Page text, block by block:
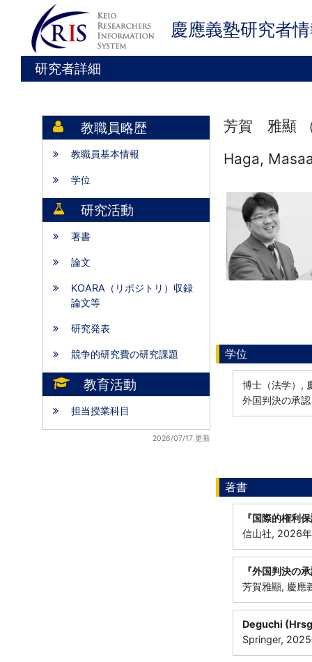
慶應義塾研究者
研究者詳細
教職員略歴
教職員基本情報
学位
研究活動
著書
論文
KOARA（リポジトリ）収録
論文等
研究発表
競争的研究費の研究課題
教育活動
担当授業科目
2026/07/17 更新
芳賀 雅顯
Haga,
学位
博士（法学）,
外国判決の承
著書
『国際的権利
信山社, 2026
『外国判決の
芳賀雅顯, 慶
Deguchi
Springer,